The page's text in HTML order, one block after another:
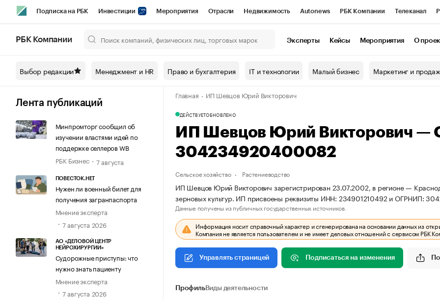
Подписка на РБК Инвестиции Мероприятия Отрасли Недвижимость Autonews РБК Компании Телеканал
Спецпроекты СПб Конференции СПб Спецпроекты Проверка контрагентов
Технологии и медиа Рынок наличной валюты
РБК Компании Эксперты Кейсы Мероприятия О
Выбор редакции Менеджмент и HR Право и бухгалтерия IT и технологии Малый бизнес Маркетинг и
Лента публикаций
Минпромторг сообщил об
изучении властями идей по
поддержке селлеров WB
РБК Бизнес
7 августа
ПОВЕСТОК.НЕТ
Нужен ли военный билет для
получения загранпаспорта
Мнение эксперта
7 августа 2026
АО «ДЕЛОВОЙ ЦЕНТР
НЕЙРОХИРУРГИИ»
Судорожные приступы: что
нужно знать пациенту
Мнение эксперта
7 августа 2026
Главная ИП Шевцов Юрий Викторович
ДЕЙСТВУЕТОБНОВЛЕНО
ИП Шевцов Юрий Викторович —
304234920400082
Сельское хозяйство Растениеводство
ИП Шевцов Юрий Викторович зарегистрирован 23.07.2002, в регионе —
зерновых культур. ИП присвоены реквизиты ИНН: 234901210492 и ОГРНИП:
Данные получены из публичных государственных источников.
Информация носит справочный характер и сгенерирована на основании данных из
Компания не является пользователем и не имеет деловых отношений с сервисом РБК
Управлять страницей Подписаться на изменения
ПрофильВиды деятельности